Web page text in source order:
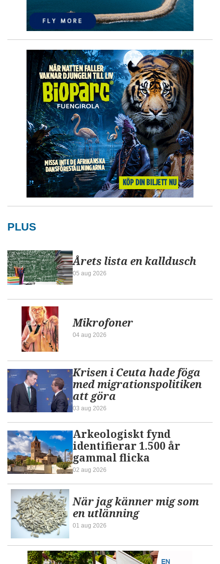
PLUS
Årets lista en kalldusch
05 aug 2026
Mikrofoner
04 aug 2026
Krisen i Ceuta hade föga
med migrationspolitiken
att göra
03 aug 2026
Arkeologiskt fynd
identifierar 1.500 år
gammal flicka
02 aug 2026
När jag känner mig som
en utlänning
01 aug 2026